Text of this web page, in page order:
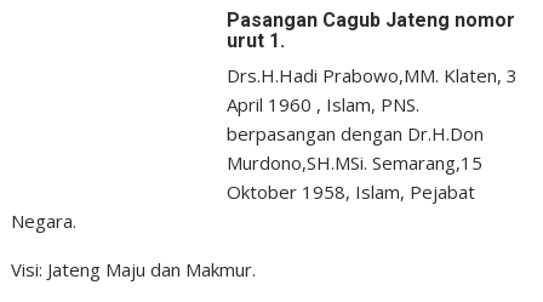
Pasangan Cagub Jateng nomor
urut 1.
Drs.H.Hadi Prabowo,MM. Klaten, 3
April 1960 , Islam, PNS.
berpasangan dengan Dr.H.Don
Murdono,SH.MSi. Semarang,15
Oktober 1958, Islam, Pejabat
Negara.
Visi: Jateng Maju dan Makmur.